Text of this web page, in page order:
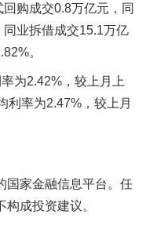
购成交0.8万亿元，同
业拆借成交15.1万亿
。
为2.42%，较上月上
利率为2.47%，较上月
国家金融信息平台。任
成投资建议。